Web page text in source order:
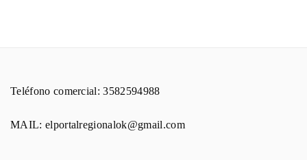
Teléfono comercial: 3582594988
MAIL: elportalregionalok@gmail.com